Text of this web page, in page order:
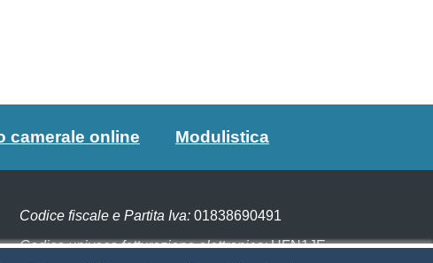
camerale online Modulistica
Codice fiscale e Partita Iva: 01838690491
Codice univoco fatturazione elettronica:UFN1JE